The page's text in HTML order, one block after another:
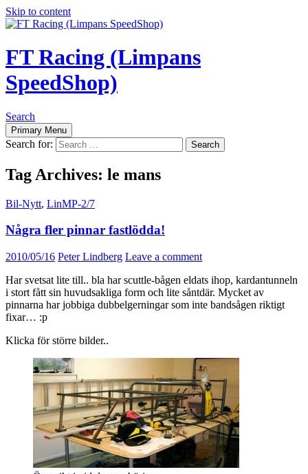
Skip to content
FT Racing (Limpans
SpeedShop)
Search
Primary Menu
Search for:
Tag Archives: le mans
Bil-Nytt, LinMP-2/7
Några fler pinnar fastlödda!
2010/05/16 Peter Lindberg Leave a comment
Har svetsat lite till.. bla har scuttle-bågen eldats ihop, kardantunneln
i stort fått sin huvudsakliga form och lite såntdär. Mycket av
pinnarna har jobbiga dubbelgerningar som inte bandsågen riktigt
fixar… :p
Klicka för större bilder..